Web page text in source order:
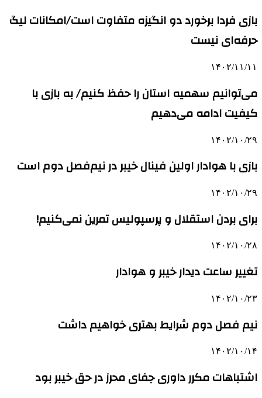
بازی فردا برخورد دو انگیزه متفاوت است/امکانات لیگ
حرفه‌ای‌ نیست
۱۴۰۲/۱۱/۱۱
می‌توانیم سهمیه استان را حفظ کنیم/ به بازی با
کیفیت ادامه می‌دهیم
۱۴۰۲/۱۰/۲۹
بازی با هوادار اولین فینال خیبر در نیم‌فصل دوم است
۱۴۰۲/۱۰/۲۹
برای بردن استقلال و پرسپولیس تمرین نمی‌کنیم!
۱۴۰۲/۱۰/۲۸
تغییر ساعت دیدار خیبر و هوادار
۱۴۰۲/۱۰/۲۳
نیم فصل دوم شرایط بهتری خواهیم داشت
۱۴۰۲/۱۰/۱۴
اشتباهات مکرر داوری جفای محرز در حق خیبر بود